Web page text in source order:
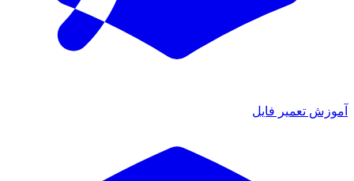
آموزش تعمیر فایل